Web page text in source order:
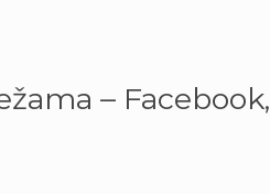
– Facebook,